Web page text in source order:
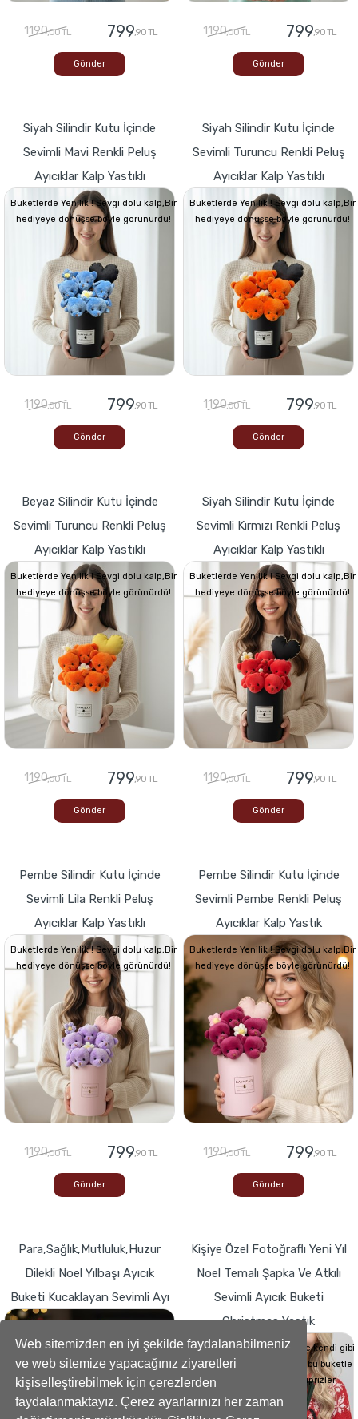
Web sitemizden en iyi şekilde faydalanabilmeniz
ve web sitemize yapacağınız ziyaretleri
kişiselleştirebilmek için çerezlerden
faydalanmaktayız. Çerez ayarlarınızı her zaman
1190,00 TL 799,90 TL
Gönder
1190,00 TL 799,90 TL
Gönder
Siyah Silindir Kutu İçinde
Sevimli Mavi Renkli Peluş
Ayıcıklar Kalp Yastıklı
Buketlerde Yenilik ! Sevgi dolu kalp,Bir
hediyeye dönüşse böyle görünürdü!
1190,00 TL 799,90 TL
Gönder
Siyah Silindir Kutu İçinde
Sevimli Turuncu Renkli Peluş
Ayıcıklar Kalp Yastıklı
Buketlerde Yenilik ! Sevgi dolu kalp,Bir
hediyeye dönüşse böyle görünürdü!
1190,00 TL 799,90 TL
Gönder
Beyaz Silindir Kutu İçinde
Sevimli Turuncu Renkli Peluş
Ayıcıklar Kalp Yastıklı
Buketlerde Yenilik ! Sevgi dolu kalp,Bir
hediyeye dönüşse böyle görünürdü!
1190,00 TL 799,90 TL
Gönder
Siyah Silindir Kutu İçinde
Sevimli Kırmızı Renkli Peluş
Ayıcıklar Kalp Yastıklı
Buketlerde Yenilik ! Sevgi dolu kalp,Bir
hediyeye dönüşse böyle görünürdü!
1190,00 TL 799,90 TL
Gönder
Pembe Silindir Kutu İçinde
Sevimli Lila Renkli Peluş
Ayıcıklar Kalp Yastıklı
Buketlerde Yenilik ! Sevgi dolu kalp,Bir
hediyeye dönüşse böyle görünürdü!
1190,00 TL 799,90 TL
Gönder
Pembe Silindir Kutu İçinde
Sevimli Pembe Renkli Peluş
Ayıcıklar Kalp Yastık
Buketlerde Yenilik ! Sevgi dolu kalp,Bir
hediyeye dönüşse böyle görünürdü!
1190,00 TL 799,90 TL
Gönder
Para,Sağlık,Mutluluk,Huzur
Dilekli Noel Yılbaşı Ayıcık
Buketi Kucaklayan Sevimli Ayı
hediyeye dönüşse böyle görünürdü!
Kişiye Özel Fotoğraflı Yeni Yıl
Noel Temalı Şapka Ve Atkılı
Sevimli Ayıcık Buketi
Christmas Yastık
Sevdiklerinizin Kalplerini de kendi gibi
yumuşacık hale getirecek bu buketle
sevdiklerinize küçük süprizler